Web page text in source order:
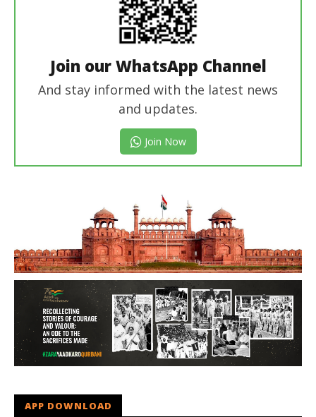
Join our WhatsApp Channel
And stay informed with the latest news
and updates.
Join Now
APP DOWNLOAD